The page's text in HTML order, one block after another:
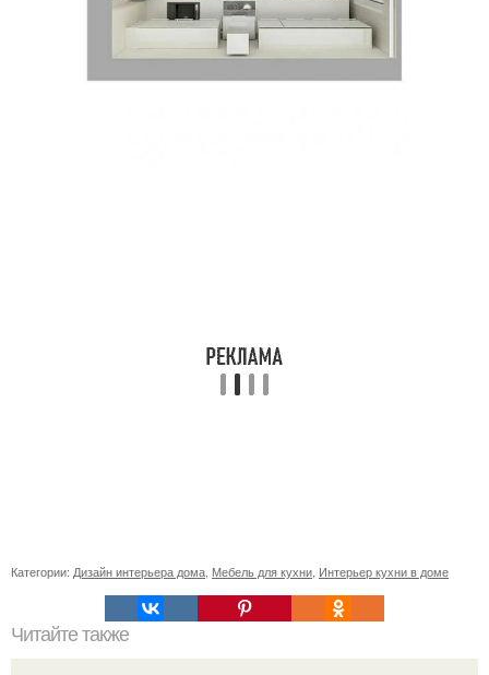
Категории: Дизайн интерьера дома Мебель для кухни Интерьер кухни в доме
Читайте также